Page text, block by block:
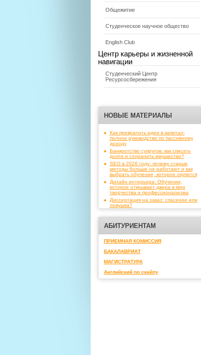
Общежитие
Студенческое научное общество
English Club
Центр карьеры и жизненной
навигации
Студенческий Центр
Ресурсосбережения
НОВЫЕ МАТЕРИАЛЫ
Как превратить идеи в капитал:
полное руководство по пассивному
доходу
Банкротство супругов: как списать
долги и сохранить имущество?
SEO в 2026 году: почему старые
методы больше не работают и как
выбрать обучение, которое окупится
Дизайн интерьера: Обучение,
которое открывает двери в мир
творчества и профессионализма
Диссертация на заказ: спасение или
ловушка?
АБИТУРИЕНТАМ
ПРИЕМНАЯ КОМИССИЯ
БАКАЛАВРИАТ
МАГИСТРАТУРА
Английский по скайпу